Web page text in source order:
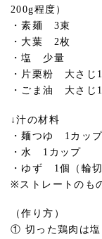
200g程度）
・素麺 3束
・大葉 2枚
・塩 少量
・片栗粉 大さじ1
・ごま油 大さじ1
↓汁の材料
・麺つゆ 1カッ
・水 1カップ
・ゆず 1個（輪
※ストレートのも
（作り方）
① 切った鶏肉は塩